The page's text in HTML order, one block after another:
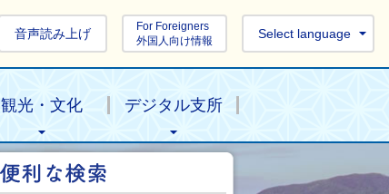
音声読み上げ
For Foreigners
外国人向け情報
Select language
観光・文化 デジタル支所
目的の情報を探